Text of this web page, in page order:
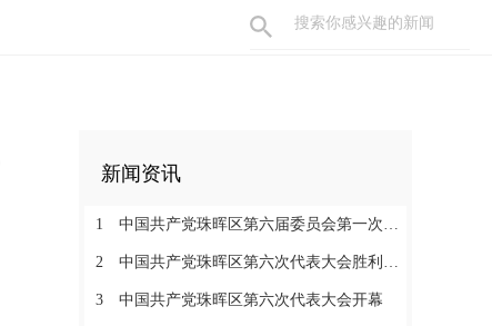
新闻资讯
1 中国共产党珠晖区第六届委员会第一次全体会议召开
2 中国共产党珠晖区第六次代表大会胜利闭幕
3 中国共产党珠晖区第六次代表大会开幕